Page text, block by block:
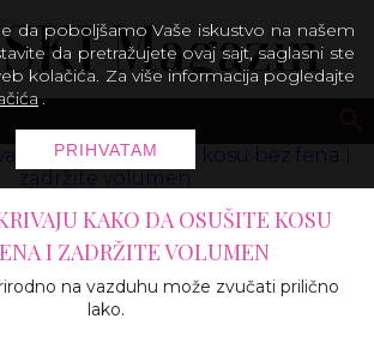
KAKO DA OSUŠITE KOSU
I ZADRŽITE VOLUMEN
na vazduhu može zvučati prilično
lako.
da poboljšamo Vaše iskustvo na našem
da pretražujete ovaj sajt, saglasni ste
kolačića. Za više informacija pogledajte
.
PRIHVATAM